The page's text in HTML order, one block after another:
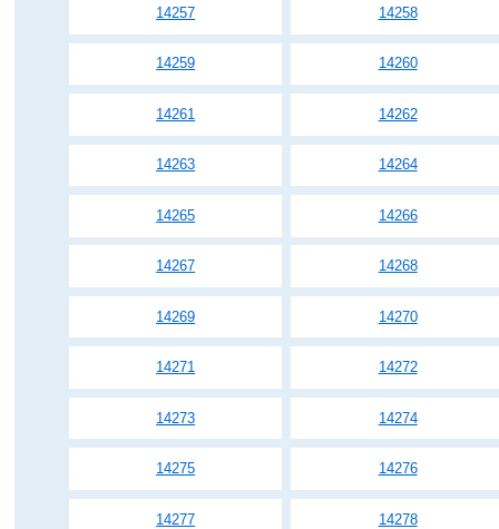
14257 14258
14259 14260
14261 14262
14263 14264
14265 14266
14267 14268
14269 14270
14271 14272
14273 14274
14275 14276
14277 14278